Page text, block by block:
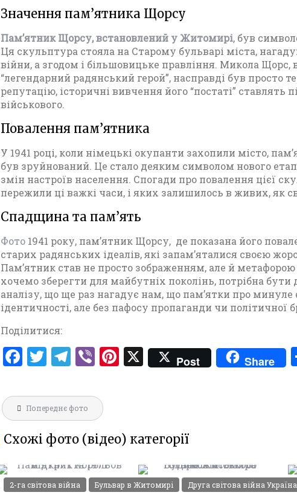
р
у
г
о
ї
о
в
о
ї
й
н
и
Значення пам’ятника Щорсу
Пам’ятник Щорсу, встановлений у Житомирі, був
Ця скульптура стояла на Старому бульварі міста,
війни, а згодом і більшовицьке правління. Микола Щорс,
“легендарний радянський герой”, насправді був просто
репутацію, історичні вивчення його “постаті” ставлять
військового.
Повалення пам’ятника
У 1941 році, коли німецькі окупанти захопили місто,
був зруйнований. Це стало деяким символом нового
змін настроїв населення. Спогади про повалення цієї
пережили ці важкі часи, і яких залишилось в живих, як
Спадщина та пам’ять
Фото 1941 року, пам’ятник Щорсу, де показана його
старих радянських ідеалів, які запам’яталися своєю
Пам’ятник став не просто зображенням, але й
хочемо зберегти для майбутніх поколінь, потрібна
аналізу, що ще раз нагадує нам, що пам’ятки про
ідентичності, але без пафосу пропаганди чи політичної
Поділитися:
F
ce
b
o
k
T
it
te
r
T
e
gr
a
m
V
er
Pi
t
X Post Share
Навігація
записів
Попереднє фото
Схожі фото (відео) категорії
– ПАМ’ЯТНИК
КОРОЛЬОВУ, ВІДЕО
Відео
Фото
Житомир
(1970-1980)
СТАРОСВІТСЬКОГО
Фото
Житомир
(1960-1970)
2-га світова війна Бульвар в Житомирі Друга світова війна Україна